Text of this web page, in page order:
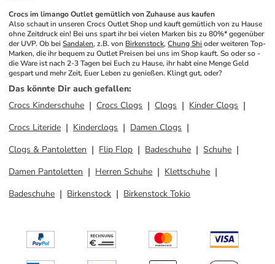
Crocs im limango Outlet gemütlich von Zuhause aus kaufen
Also schaut in unseren Crocs Outlet Shop und kauft gemütlich von zu Hause
ohne Zeitdruck ein! Bei uns spart ihr bei vielen Marken bis zu 80%* gegenüber
der UVP. Ob bei Sandalen, z.B. von Birkenstock, Chung Shi oder weiteren Top-
Marken, die ihr bequem zu Outlet Preisen bei uns im Shop kauft. So oder so -
die Ware ist nach 2-3 Tagen bei Euch zu Hause, ihr habt eine Menge Geld
gespart und mehr Zeit, Euer Leben zu genießen. Klingt gut, oder?
Das könnte Dir auch gefallen:
Crocs Kinderschuhe
Crocs Clogs Clogs
Kinder Clogs
Crocs Literide
Kinderclogs
Damen Clogs
Clogs & Pantoletten
Flip Flop Badeschuhe
Schuhe
Damen Pantoletten
Herren Schuhe
Klettschuhe
Badeschuhe
Birkenstock Birkenstock Tokio